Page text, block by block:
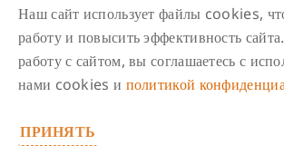
Утренние медитации с
досточтимой Сэйти
Онлайн.
В книге Сила медитации Лама Сопа
Наш сайт использует файлы cookies,
работу и повысить эффективность
работу с сайтом, вы соглашаетесь с
нами cookies и политикой
ПРИНЯТЬ